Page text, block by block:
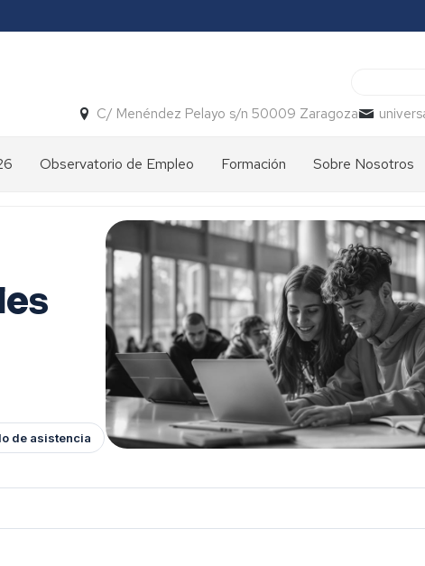
C/ Menéndez Pelayo s/n 50009 Zaragoza
Observatorio de Empleo
Años
anteriores
Formación
General
Cursos
2026
Sobre Nosotros
Memorias
Indicadores
Normativa
Oficinas
Calidad
y
Mejora
Continua
de asistencia